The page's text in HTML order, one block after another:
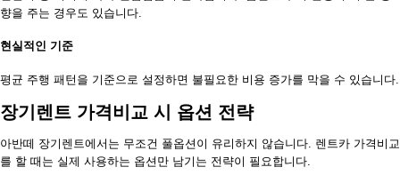
향을 주는 경우도 있습니다.
현실적인 기준
평균 주행 패턴을 기준으로 설정하면 불필요한 비용 증가를 막을 수 있습니다.
장기렌트 가격비교 시 옵션 전략
아반떼 장기렌트에서는 무조건 풀옵션이 유리하지 않습니다. 렌트카 가격비교
를 할 때는 실제 사용하는 옵션만 남기는 전략이 필요합니다.